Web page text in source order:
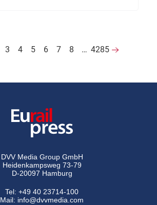
3 4 5 6 7 8 … 4285
DVV Media Group GmbH
Heidenkampsweg 73-79
D-20097 Hamburg
Tel:+49 40 23714-100
Mail: info@dvvmedia.com